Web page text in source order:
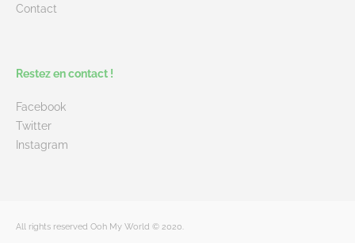
Contact
Restez en contact !
Facebook
Twitter
Instagram
All rights reserved Ooh My World © 2020.